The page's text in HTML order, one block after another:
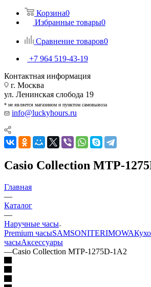
Корзина0
Избранные товары0
Сравнение товаров0
+7 964 519-43-19
Контактная информация
г. Москва
ул. Ленинская слобода 19
* не является магазином и пунктом самовывоза
info@luckyhours.ru
Casio Collection MTP-
Главная
—
Каталог
—
Наручные часы
Premium часыSAMSONITERIMOWA
часыАксессуары
—Casio Collection MTP-1275D-1A2